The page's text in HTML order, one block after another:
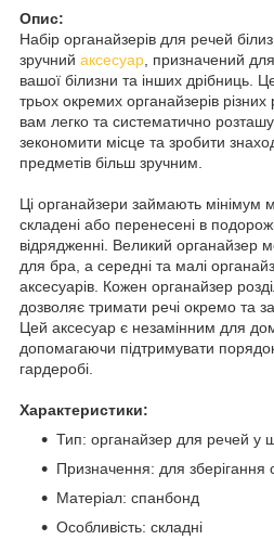
Опис:
Набір органайзерів для речей
зручний аксесуар , призначений для
вашої білизни та інших дрібниць.
трьох окремих органайзерів різних
вам легко та систематично
зекономити місце та зробити
предметів більш зручним.
Ці органайзери займають мінімум
складені або перенесені в
відрядженні. Великий органайзер
для бра, а середні та малі
аксесуарів. Кожен органайзер
дозволяє тримати речі окремо та
Цей аксесуар є незамінним для
допомагаючи підтримувати
гардеробі.
Характеристики:
Тип: органайзер для речей у
Призначення: для зберігання
Матеріал: спанбонд
Особливість: складні